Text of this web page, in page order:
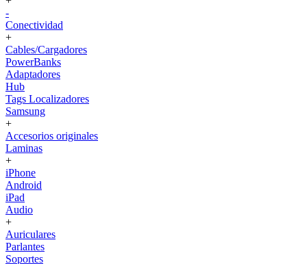
-
Conectividad
+
Cables/Cargadores
PowerBanks
Adaptadores
Hub
Tags Localizadores
Samsung
+
Accesorios originales
Laminas
+
iPhone
Android
iPad
Audio
+
Auriculares
Parlantes
Soportes